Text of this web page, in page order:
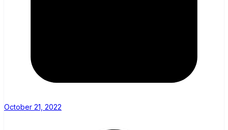
October 21, 2022